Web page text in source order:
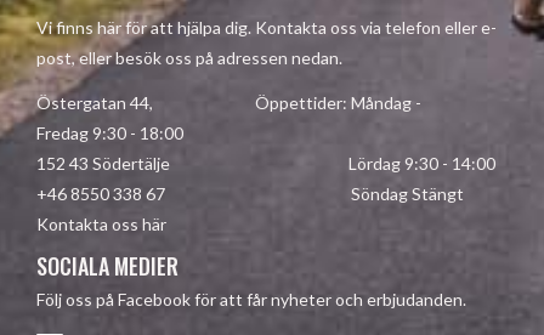
Vi finns här för att hjälpa dig. Kontakta oss via telefon eller e-
post, eller besök oss på adressen nedan.
Östergatan 44, Öppettider: Måndag -
Fredag 9:30 - 18:00
152 43 Södertälje Lördag 9:30 - 14:00
+46 8550 338 67 Söndag Stängt
Kontakta oss här
SOCIALA MEDIER
Följ oss på Facebook för att får nyheter och erbjudanden.